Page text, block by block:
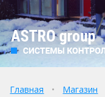
Главная • Магазин